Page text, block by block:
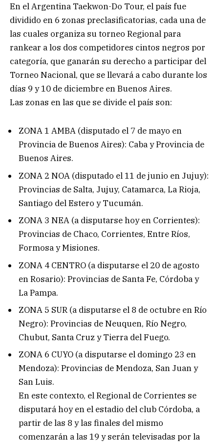
En el Argentina Taekwon-Do Tour, el país fue
dividido en 6 zonas preclasificatorias, cada una de
las cuales organiza su torneo Regional para
rankear a los dos competidores cintos negros por
categoría, que ganarán su derecho a participar del
Torneo Nacional, que se llevará a cabo durante los
días 9 y 10 de diciembre en Buenos Aires.
Las zonas en las que se divide el país son:
ZONA 1 AMBA (disputado el 7 de mayo en
Provincia de Buenos Aires): Caba y Provincia de
Buenos Aires.
ZONA 2 NOA (disputado el 11 de junio en Jujuy):
Provincias de Salta, Jujuy, Catamarca, La Rioja,
Santiago del Estero y Tucumán.
ZONA 3 NEA (a disputarse hoy en Corrientes):
Provincias de Chaco, Corrientes, Entre Ríos,
Formosa y Misiones.
ZONA 4 CENTRO (a disputarse el 20 de agosto
en Rosario): Provincias de Santa Fe, Córdoba y
La Pampa.
ZONA 5 SUR (a disputarse el 8 de octubre en Río
Negro): Provincias de Neuquen, Río Negro,
Chubut, Santa Cruz y Tierra del Fuego.
ZONA 6 CUYO (a disputarse el domingo 23 en
Mendoza): Provincias de Mendoza, San Juan y
San Luis.
En este contexto, el Regional de Corrientes se
disputará hoy en el estadio del club Córdoba, a
partir de las 8 y las finales del mismo
comenzarán a las 19 y serán televisadas por la